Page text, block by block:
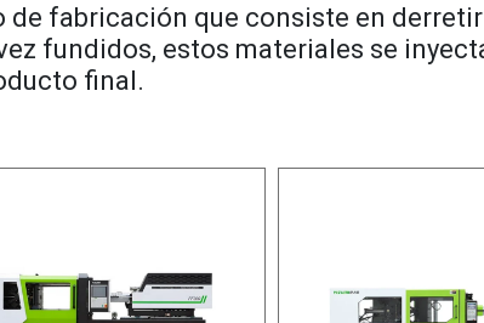
fabricación que consiste en
fundidos, estos materiales se
final.